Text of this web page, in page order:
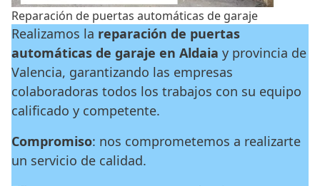
Reparación de puertas automáticas de garaje
Realizamos la reparación de puertas
automáticas de garaje en Aldaia y provincia de
Valencia, garantizando las empresas
colaboradoras todos los trabajos con su equipo
calificado y competente.
Compromiso: nos comprometemos a realizarte
un servicio de calidad.